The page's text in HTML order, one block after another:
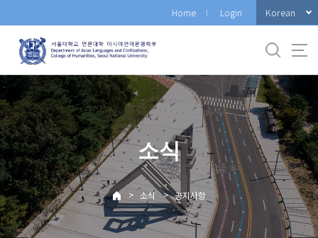
로
메
뉴
Home Login Korean
소식
> 소식 > 공지사항